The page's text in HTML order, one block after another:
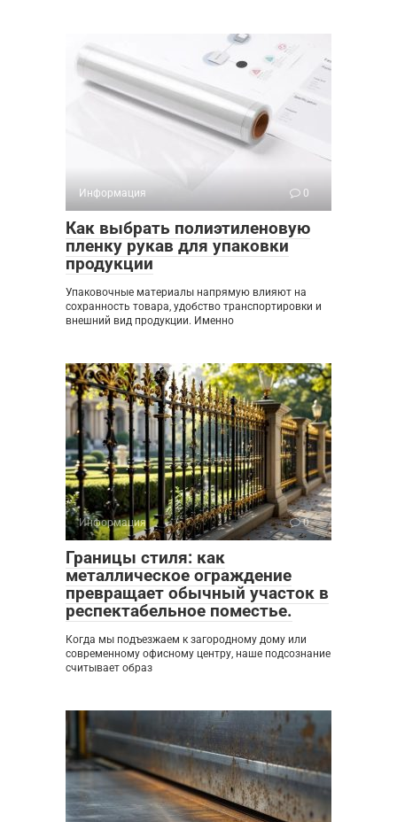
Информация 0
Как выбрать полиэтиленовую
пленку рукав для упаковки
продукции
Упаковочные материалы напрямую влияют на
сохранность товара, удобство транспортировки и
внешний вид продукции. Именно
Информация 0
Границы стиля: как
металлическое ограждение
превращает обычный участок в
респектабельное поместье.
Когда мы подъезжаем к загородному дому или
современному офисному центру, наше подсознание
считывает образ